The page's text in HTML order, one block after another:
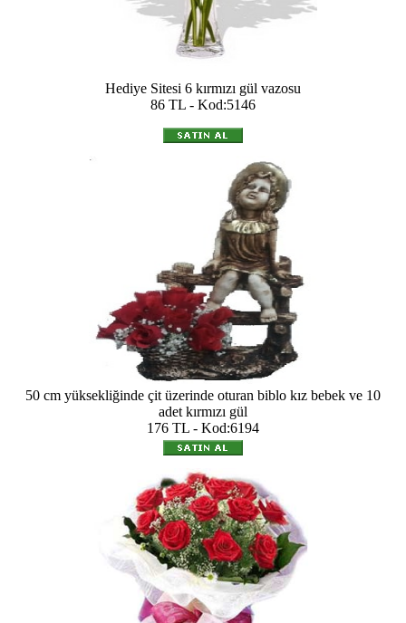
Hediye Sitesi 6 kırmızı gül vazosu
86 TL - Kod:5146
50 cm yüksekliğinde çit üzerinde oturan biblo kız bebek ve 10
adet kırmızı gül
176 TL - Kod:6194